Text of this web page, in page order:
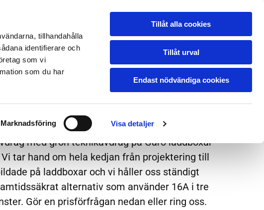
tillhandahålla
identifierare och
som vi
som du har
Marknadsföring Visa detaljer
Tillåt alla cookies
Tillåt urval
Endast nödvändiga cookies
| AGITAR Elservice
omnejd och det tycker vi på Agitar är viktigt.
med grön teknikavdrag på Garo laddboxar
tar hand om hela kedjan från projektering till
på laddboxar och vi håller oss ständigt
alternativ som använder 16A i tre
Gör en prisförfrågan nedan eller ring oss.